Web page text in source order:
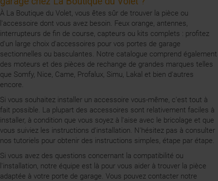
À La Boutique du Volet, vous êtes sûr de trouver la pièce ou
l'accessoire dont vous avez besoin. Feux orange, antennes,
interrupteurs de fin de course, capteurs ou kits complets : profitez
d'un large choix d'accessoires pour vos portes de garage
sectionnelles ou basculantes. Notre catalogue comprend également
des moteurs et des pièces de rechange de grandes marques telles
que Somfy, Nice, Came, Profalux, Simu, Lakal et bien d'autres
encore.
Si vous souhaitez installer un accessoire vous-même, c'est tout à
fait possible. La plupart des accessoires sont relativement faciles à
installer, à condition que vous soyez à l'aise avec le bricolage et que
vous suiviez les instructions d'installation. N'hésitez pas à consulter
nos tutoriels pour obtenir des instructions simples, étape par étape.
Si vous avez des questions concernant la compatibilité ou
l'installation, notre équipe est là pour vous aider à trouver la pièce
adaptée à votre porte de garage. Vous pouvez contacter notre